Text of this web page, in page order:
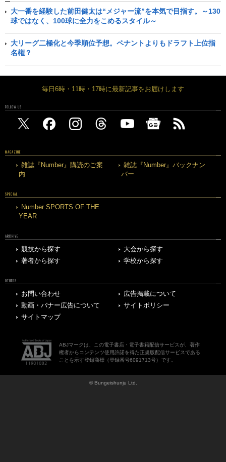
大一番を経験した前田健太は“メジャー流”を本気で目指す。～130
球ではなく、100球に全力をこめるスタイル～
大リーグ二極化と今季順位予想。ペナントよりもドラフト上位指
名権？
毎日6時・11時・17時に最新記事をお届けします
FOLLOW US
MAGAZINE
雑誌『Number』購読のご案
内
雑誌『Number』バックナン
バー
SPECIAL
Number SPORTS OF THE
YEAR
ARCHIVE
競技から探す
大会から探す
著者から探す
学校から探す
OTHERS
お問い合わせ
広告掲載について
動画・バナー広告について
サイトポリシー
サイトマップ
ABJマークは、この電子書店・電子書籍配信サービスが、著作
権者からコンテンツ使用許諾を得た正規版配信サービスである
ことを示す登録商標（登録番号6091713号）です。
© Bungeishunju Ltd.